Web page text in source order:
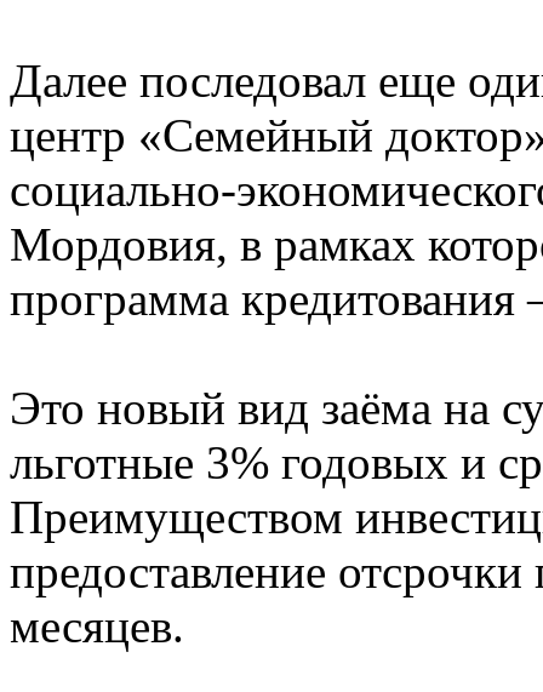
Далее последовал еще
центр «Семейный
социально-
Мордовия, в рамках
программа
Это новый вид заёма на
льготные 3% годовых и
Преимуществом
предоставление
месяцев.